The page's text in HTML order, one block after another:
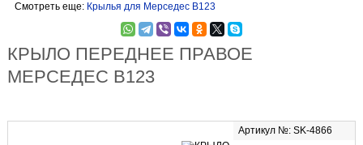
Смотреть еще: Крылья для Мерседес В123
КРЫЛО ПЕРЕДНЕЕ ПРАВОЕ
МЕРСЕДЕС В123
Артикул №: SK-4866